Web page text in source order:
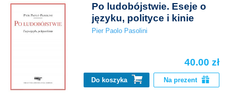
Po ludobójstwie. Eseje o
języku, polityce i kinie
Pier Paolo Pasolini
40.00 zł
Do koszyka Na prezent